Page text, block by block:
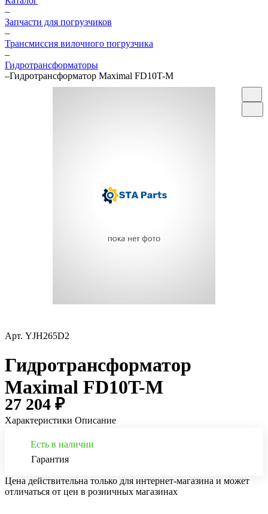
–
Запчасти для погрузчиков
–
Трансмиссия вилочного погрузчика
–
Гидротрансформаторы
–Гидротрансформатор Maximal FD10T-M
Арт. YJH265D2
Гидротрансформатор
Maximal FD10T-M
27 204 ₽
Характеристики Описание
Есть в наличии
Гарантия
Цена действительна только для интернет-магазина и может
отличаться от цен в розничных магазинах